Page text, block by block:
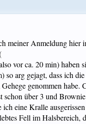
meiner Anmeldung hier
vor ca. 20 min) haben
so arg gejagt, dass ich
genommen habe.
schon über 3 und
ich eine Kralle
Fell im Halsbereich,